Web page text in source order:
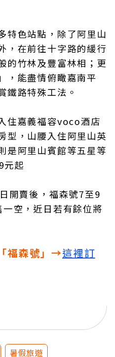
特色站點，除了阿里山
，在前往十字路的緩行
的竹林及豐富林相；更
，能盡情俯瞰嘉南平
鐵路特殊工法。
住嘉義福容voco酒店
型，山腰入住阿里山英
是阿里山賓館等五星等
元起
開賣後，福森號7至9
空，近日若有餘位將
福森號」→這裡訂
暑假旅遊